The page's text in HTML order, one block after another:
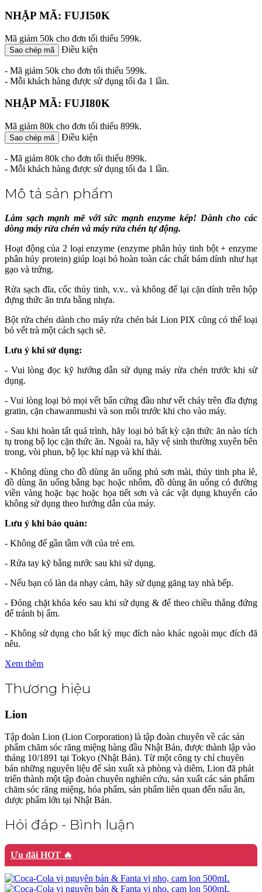
NHẬP MÃ: FUJI50K
Mã giảm 50k cho đơn tối thiểu 599k.
Sao chép mã Điều kiện
- Mã giảm 50k cho đơn tối thiểu 599k.
- Mỗi khách hàng được sử dụng tối đa 1 lần.
NHẬP MÃ: FUJI80K
Mã giảm 80k cho đơn tối thiểu 899k.
Sao chép mã Điều kiện
- Mã giảm 80k cho đơn tối thiểu 899k.
- Mỗi khách hàng được sử dụng tối đa 1 lần.
Mô tả sản phẩm
Làm sạch mạnh mẽ với sức mạnh enzyme kép! Dành cho các
dòng máy rửa chén và máy rửa chén tự động.
Hoạt động của 2 loại enzyme (enzyme phân hủy tinh bột + enzyme
phân hủy protein) giúp loại bỏ hoàn toàn các chất bám dính như hạt
gạo và trứng.
Rửa sạch đĩa, cốc thủy tinh, v.v.. và không để lại cặn dính trên hộp
đựng thức ăn trưa bằng nhựa.
Bột rửa chén dành cho máy rửa chén bát Lion PIX cũng có thể loại
bỏ vết trà một cách sạch sẽ.
Lưu ý khi sử dụng:
- Vui lòng đọc kỹ hướng dẫn sử dụng máy rửa chén trước khi sử
dụng.
- Vui lòng loại bỏ mọi vết bẩn cứng đầu như vết cháy trên đĩa đựng
gratin, cặn chawanmushi và son môi trước khi cho vào máy.
- Sau khi hoàn tất quá trình, hãy loại bỏ bất kỳ cặn thức ăn nào tích
tụ trong bộ lọc cặn thức ăn. Ngoài ra, hãy vệ sinh thường xuyên bên
trong, vòi phun, bộ lọc khí nạp và khí thải.
- Không dùng cho đồ dùng ăn uống phủ sơn mài, thủy tinh pha lê,
đồ dùng ăn uống bằng bạc hoặc nhôm, đồ dùng ăn uống có đường
viền vàng hoặc bạc hoặc họa tiết sơn và các vật dụng khuyến cáo
không sử dụng theo hướng dẫn của máy.
Lưu ý khi bảo quản:
- Không để gần tầm với của trẻ em.
- Rửa tay kỹ bằng nước sau khi sử dụng.
- Nếu bạn có làn da nhạy cảm, hãy sử dụng găng tay nhà bếp.
- Đóng chặt khóa kéo sau khi sử dụng & để theo chiều thẳng đứng
để tránh bị ẩm.
- Không sử dụng cho bất kỳ mục đích nào khác ngoài mục đích đã
nêu.
Xem thêm
Thương hiệu
Lion
Tập đoàn Lion (Lion Corporation) là tập đoàn chuyên về các sản
phẩm chăm sóc răng miệng hàng đầu Nhật Bản, được thành lập vào
tháng 10/1891 tại Tokyo (Nhật Bản). Từ một công ty chỉ chuyên
bán những nguyên liệu để sản xuất xà phòng và diêm, Lion đã phát
triển thành một tập đoàn chuyên nghiên cứu, sản xuất các sản phẩm
chăm sóc răng miệng, hóa phẩm, sản phẩm liên quan đến nấu ăn,
dược phẩm lớn tại Nhật Bản.
Hỏi đáp - Bình luận
Ưu đãi HOT 🔥